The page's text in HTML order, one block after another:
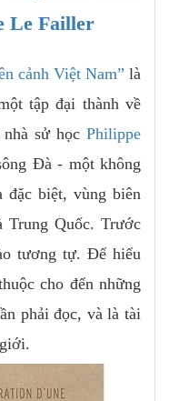
Le Failler
cảnh Việt Nam” là
tập đại thành về
sử học Philippe
Đà - một không
biệt, vùng biên
Trung Quốc. Trước
tương tự. Để hiểu
cho đến những
phải đọc, và là tài